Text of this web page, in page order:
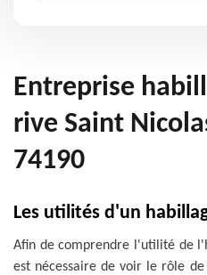
Entreprise
rive Saint
74190
Les utilités d'un
Afin de comprendre l'utilité de
est nécessaire de voir le rôle